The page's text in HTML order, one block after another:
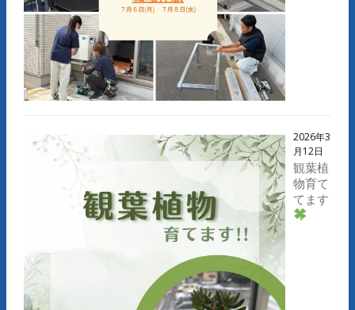
2026年3
月12日
観葉植
物育て
てます